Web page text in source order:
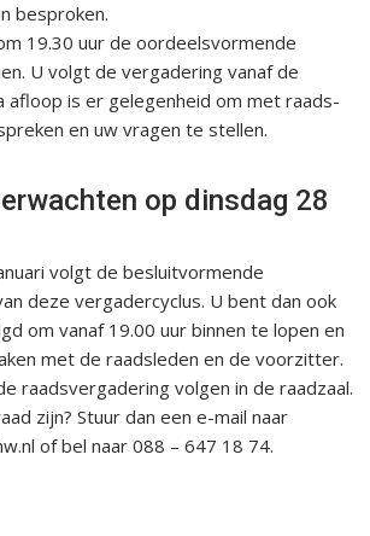
besproken.
19.30 uur de oordeelsvormende
U volgt de vergadering vanaf de
afloop is er gelegenheid om met raads-
en uw vragen te stellen.
op dinsdag 28
volgt de besluitvormende
deze vergadercyclus. U bent dan ook
om vanaf 19.00 uur binnen te lopen en
met de raadsleden en de voorzitter.
raadsvergadering volgen in de raadzaal.
zijn? Stuur dan een e-mail naar
of bel naar 088 – 647 18 74.